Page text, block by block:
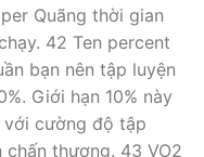
Quãng thời gian
42 Ten percent
bạn nên tập luyện
Giới hạn 10% này
với cường độ tập
thương. 43 VO2